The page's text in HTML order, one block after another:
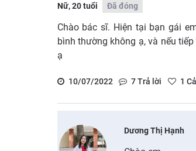
Nữ, 20 tuổi Đã đóng
Chào bác sĩ. Hiện tại bạn gái
bình thường không ạ, và nếu
ạ
10/07/2022 7Trả lời 1
Dương Thị Hạnh